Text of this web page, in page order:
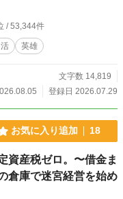
/ 53,344件
英雄
文字数 14,819
登録日 2026.07.29
お気に入り追加 18
資産税ゼロ。〜借金ま
倉庫で迷宮経営を始め